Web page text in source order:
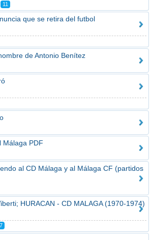
11
que se retira del futbol
de Antonio Benítez
Málaga PDF
al CD Málaga y al Málaga CF (partidos
HURACAN - CD MALAGA (1970-1974)
7